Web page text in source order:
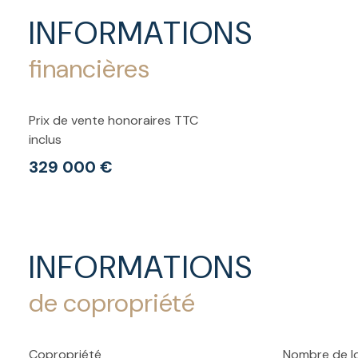
INFORMATIONS
financières
Prix de vente honoraires TTC
inclus
329 000 €
INFORMATIONS
de copropriété